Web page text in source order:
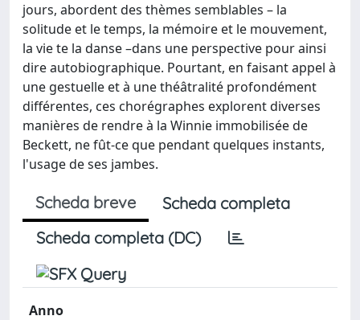
jours, abordent des thèmes semblables – la
solitude et le temps, la mémoire et le mouvement,
la vie te la danse –dans une perspective pour ainsi
dire autobiographique. Pourtant, en faisant appel à
une gestuelle et à une théâtralité profondément
différentes, ces chorégraphes explorent diverses
manières de rendre à la Winnie immobilisée de
Beckett, ne fût-ce que pendant quelques instants,
l'usage de ses jambes.
Scheda breve
Scheda completa
Scheda completa (DC)
Anno